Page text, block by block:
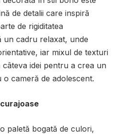
de detalii care inspiră
de rigiditatea
un cadru relaxat, unde
iar mixul de texturi
idei pentru a crea un
cameră de adolescent.
paletă bogată de culori,